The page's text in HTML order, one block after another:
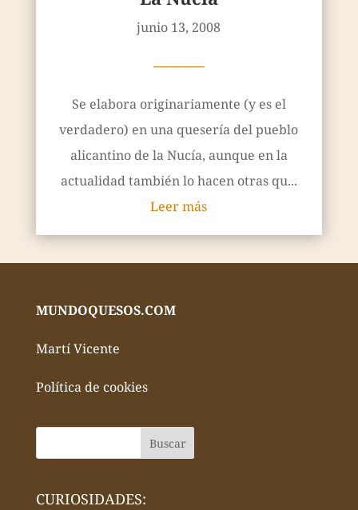
junio 13, 2008
————
Se elabora originariamente (y es el
verdadero) en una quesería del pueblo
alicantino de la Nucía, aunque en la
actualidad también lo hacen otras qu...
Leer más
MUNDOQUESOS.COM
Martí Vicente
Política de cookies
CURIOSIDADES: